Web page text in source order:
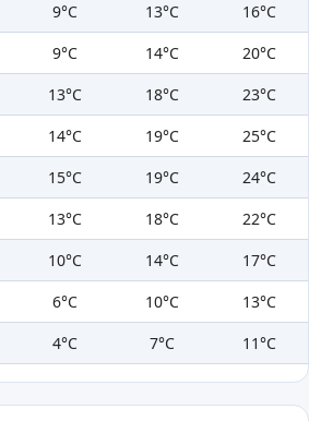
9°C 13°C
16°C
9°C 14°C
20°C
13°C 18°C
23°C
14°C 19°C
25°C
15°C 19°C
24°C
13°C 18°C
22°C
10°C 14°C
17°C
6°C 10°C
13°C
4°C 7°C 11°C